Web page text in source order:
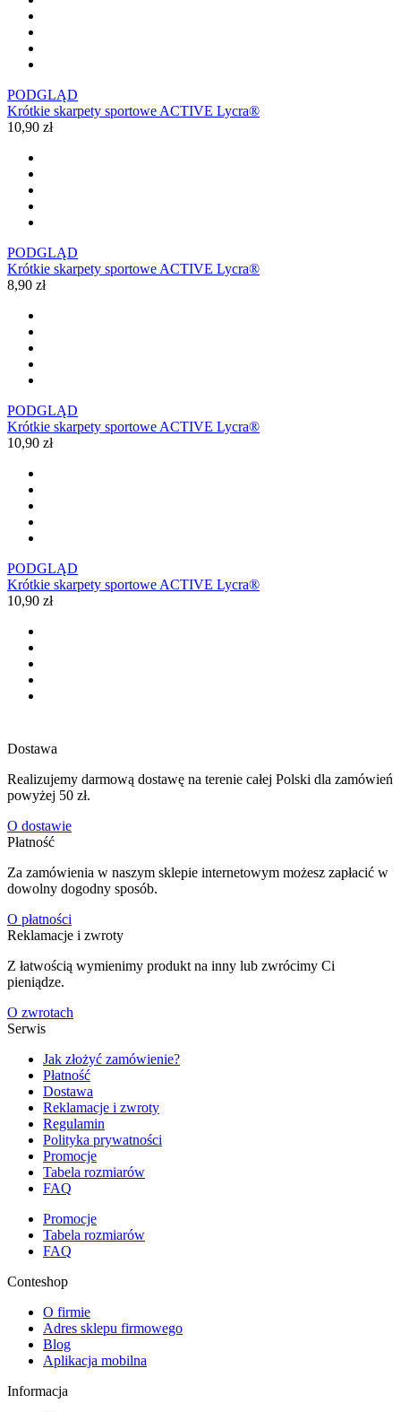
PODGLĄD
Krótkie skarpety sportowe ACTIVE Lycra®
10,90 zł
PODGLĄD
Krótkie skarpety sportowe ACTIVE Lycra®
8,90 zł
PODGLĄD
Krótkie skarpety sportowe ACTIVE Lycra®
10,90 zł
PODGLĄD
Krótkie skarpety sportowe ACTIVE Lycra®
10,90 zł
Dostawa
Realizujemy darmową dostawę na terenie całej Polski dla zamówień
powyżej 50 zł.
O dostawie
Płatność
Za zamówienia w naszym sklepie internetowym możesz zapłacić w
dowolny dogodny sposób.
O płatności
Reklamacje i zwroty
Z łatwością wymienimy produkt na inny lub zwrócimy Ci
pieniądze.
O zwrotach
Serwis
Jak złożyć zamówienie?
Płatność
Dostawa
Reklamacje i zwroty
Regulamin
Polityka prywatności
Promocje
Tabela rozmiarów
FAQ
Promocje
Tabela rozmiarów
FAQ
Conteshop
O firmie
Adres sklepu firmowego
Blog
Aplikacja mobilna
Informacja